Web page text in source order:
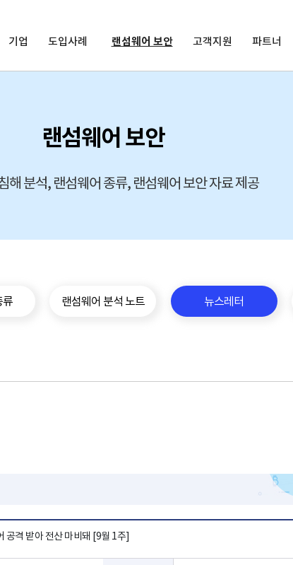
기업 도입사례 랜섬웨어 보안 고객지원 파트너
랜섬웨어 보안
해 분석, 랜섬웨어 종류, 랜섬웨어 보안 자료 제공
류 랜섬웨어 분석 노트 뉴스레터
공격 받아 전산 마비돼 [9월 1주]